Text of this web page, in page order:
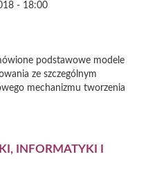
- 18:00
podstawowe modele
ze szczególnym
mechanizmu tworzenia
INFORMATYKI I